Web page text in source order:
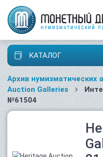
КАТАЛОГ
Архив нумизматических
Auction Galleries
№61504